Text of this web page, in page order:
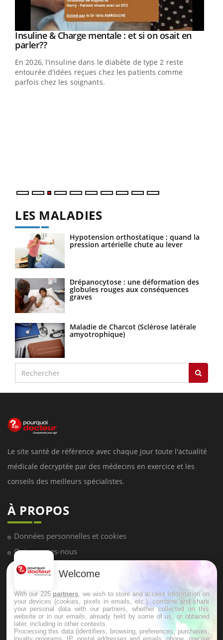
Youtube
Insuline & Charge mentale : et si on osait en
parler??Youtube
En 2026, l'insuline dans le diabète de type 2 reste
entourée d'idées reçues chez les patients comme
parfois chez les soignants.
LES MALADIES
Hypotension orthostatique : quand la
pression artérielle chute au lever
Drépanocytose : une déformation des
globules rouges aux conséquences
graves
Maladie de Charcot (Sclérose latérale
amyotrophique)
Le site santé de référence avec chaque jour toute l'actualité
médicale decryptée par des médecins en exercice et les
conseils des meilleurs spécialistes.
À PROPOS
Données personnelles et cookies
Qui sommes-nous
Conditions d'utilisation
Mentions Légales
Nous contacter
Welcome
With our 225 partners , we wish to store and access information on
your devices (cookies, pixels in emails, etc.), combine and share
your personal data with our partners, whether collected on this
website or in our emails, already held by some of us, or obtained
later, including in other contexts.
Processing this data (identifiers, browsing, preferences, purchases,
loyalty programs, IP, postal addresses and emails, phone, precise